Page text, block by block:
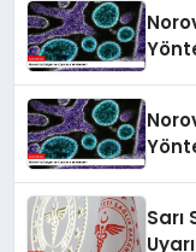
Sarı